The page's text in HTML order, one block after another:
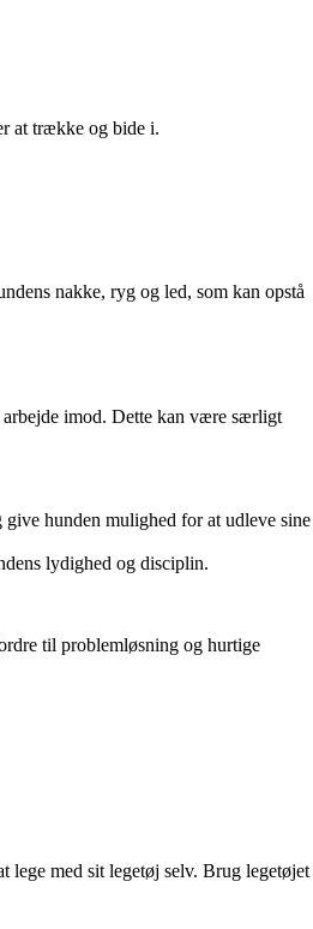
at trække og bide i.
nakke, ryg og led, som kan opstå
arbejde imod. Dette kan være særligt
hunden mulighed for at udleve sine
lydighed og disciplin.
til problemløsning og hurtige
med sit legetøj selv. Brug legetøjet